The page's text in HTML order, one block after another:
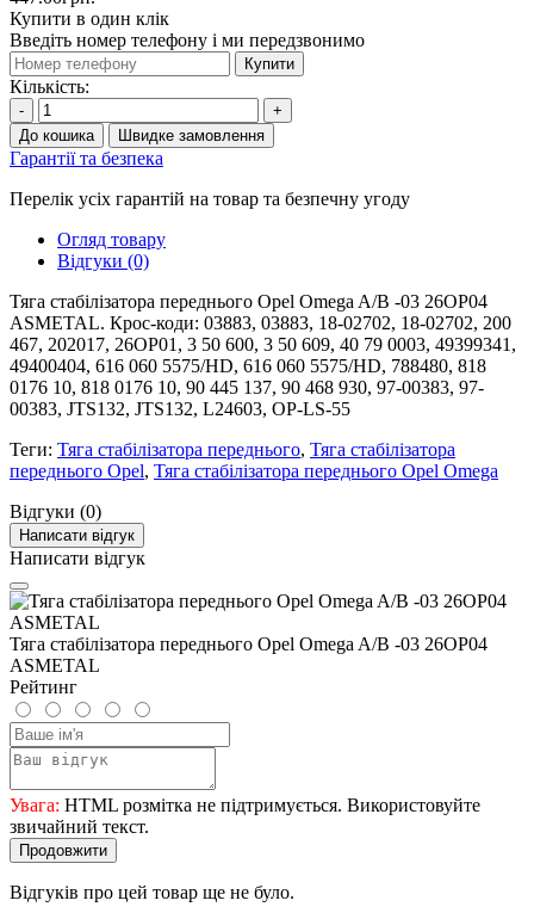
Купити в один клік
Введіть номер телефону і ми передзвонимо
Купити
Кількість:
-
+
До кошика
Швидке замовлення
Гарантії та безпека
Перелік усіх гарантій на товар та безпечну угоду
Огляд товару
Відгуки (0)
Тяга стабілізатора переднього Opel Omega A/B -03 26OP04
ASMETAL. Крос-коди: 03883, 03883, 18-02702, 18-02702, 200
467, 202017, 26OP01, 3 50 600, 3 50 609, 40 79 0003, 49399341,
49400404, 616 060 5575/HD, 616 060 5575/HD, 788480, 818
0176 10, 818 0176 10, 90 445 137, 90 468 930, 97-00383, 97-
00383, JTS132, JTS132, L24603, OP-LS-55
Теги: Тяга стабілізатора переднього, Тяга стабілізатора
переднього Opel, Тяга стабілізатора переднього Opel Omega
Відгуки (0)
Написати відгук
Написати відгук
Тяга стабілізатора переднього Opel Omega A/B -03 26OP04
ASMETAL
Рейтинг
Увага: HTML розмітка не підтримується. Використовуйте
звичайний текст.
Продовжити
Відгуків про цей товар ще не було.